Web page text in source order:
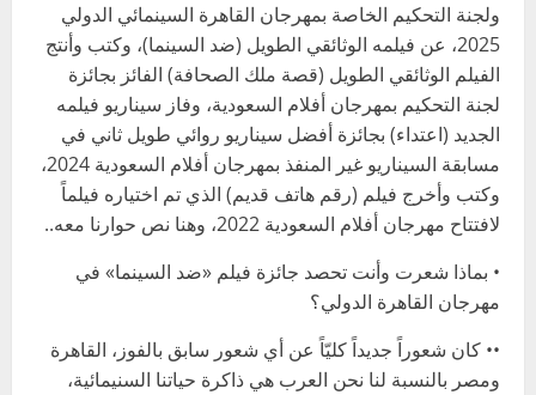
ولجنة التحكيم الخاصة بمهرجان القاهرة السينمائي الدولي
2025، عن فيلمه الوثائقي الطويل (ضد السينما)، وكتب وأنتج
الفيلم الوثائقي الطويل (قصة ملك الصحافة) الفائز بجائزة
لجنة التحكيم بمهرجان أفلام السعودية، وفاز سيناريو فيلمه
الجديد (اعتداء) بجائزة أفضل سيناريو روائي طويل ثاني في
مسابقة السيناريو غير المنفذ بمهرجان أفلام السعودية 2024،
وكتب وأخرج فيلم (رقم هاتف قديم) الذي تم اختياره فيلماً
لافتتاح مهرجان أفلام السعودية 2022، وهنا نص حوارنا معه..
• بماذا شعرت وأنت تحصد جائزة فيلم «ضد السينما» في
مهرجان القاهرة الدولي؟
•• كان شعوراً جديداً كليّاً عن أي شعور سابق بالفوز، القاهرة
ومصر بالنسبة لنا نحن العرب هي ذاكرة حياتنا السنيمائية،